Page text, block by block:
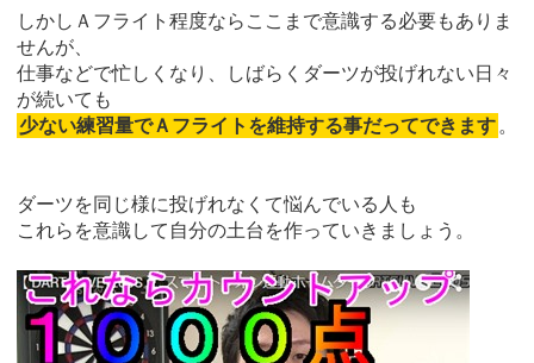
しかしＡフライト程度ならここまで意識する必要もありま
せんが、
仕事などで忙しくなり、しばらくダーツが投げれない日々
が続いても
少ない練習量でＡフライトを維持する事だってできます 。
ダーツを同じ様に投げれなくて悩んでいる人も
これらを意識して自分の土台を作っていきましょう。